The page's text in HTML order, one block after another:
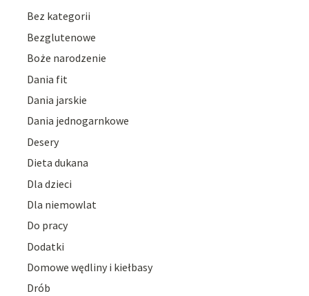
Bez kategorii
Bezglutenowe
Boże narodzenie
Dania fit
Dania jarskie
Dania jednogarnkowe
Desery
Dieta dukana
Dla dzieci
Dla niemowlat
Do pracy
Dodatki
Domowe wędliny i kiełbasy
Drób